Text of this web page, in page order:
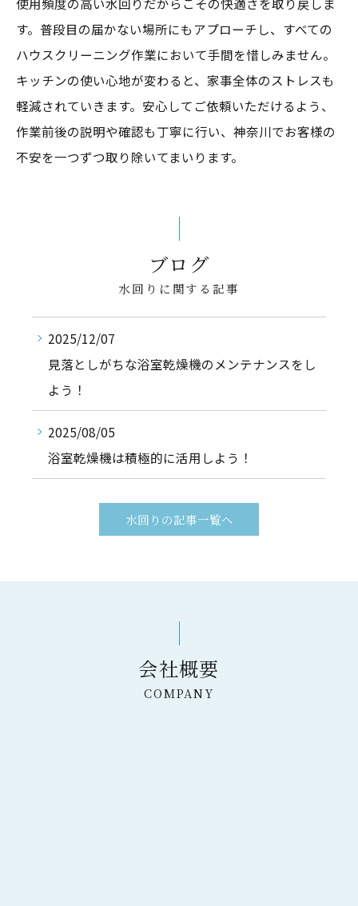
す。普段目の届かない場所にもアプローチし、すべての
ハウスクリーニング作業において手間を惜しみません。
キッチンの使い心地が変わると、家事全体のストレスも
軽減されていきます。安心してご依頼いただけるよう、
作業前後の説明や確認も丁寧に行い、神奈川でお客様の
不安を一つずつ取り除いてまいります。
ブログ
水回りに関する記事
2025/12/07
見落としがちな浴室乾燥機のメンテナンスをし
よう！
2025/08/05
浴室乾燥機は積極的に活用しよう！
水回りの記事一覧へ
会社概要
COMPANY